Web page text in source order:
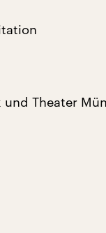
Theater